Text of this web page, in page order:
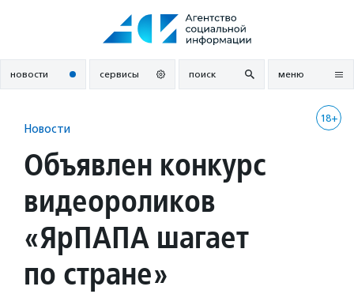
новости сервисы поиск меню
18+
Новости
Объявлен конкурс
видеороликов
«ЯрПАПА шагает
по стране»